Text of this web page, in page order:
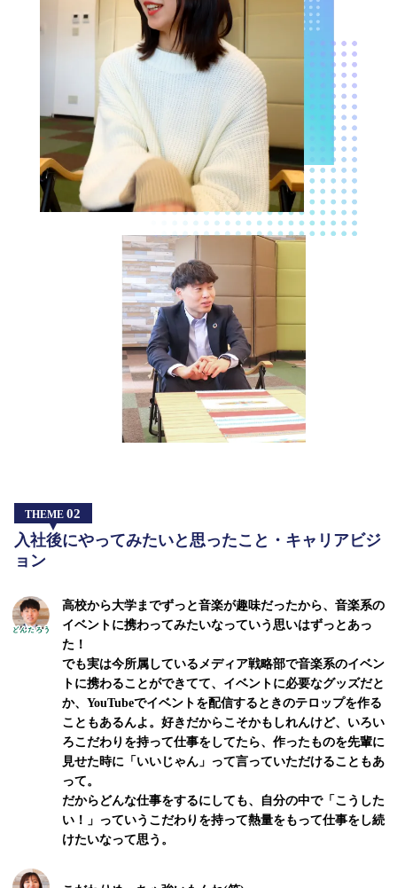
THEME02
入社後にやってみたいと思ったこと・キャリアビジ
ョン
高校から大学までずっと音楽が趣味だったから、音楽系の
イベントに携わってみたいなっていう思いはずっとあっ
た！
でも実は今所属しているメディア戦略部で音楽系のイベン
トに携わることができてて、イベントに必要なグッズだと
か、YouTubeでイベントを配信するときのテロップを作る
こともあるんよ。好きだからこそかもしれんけど、いろい
ろこだわりを持って仕事をしてたら、作ったものを先輩に
見せた時に「いいじゃん」って言っていただけることもあ
って。
だからどんな仕事をするにしても、自分の中で「こうした
い！」っていうこだわりを持って熱量をもって仕事をし続
けたいなって思う。